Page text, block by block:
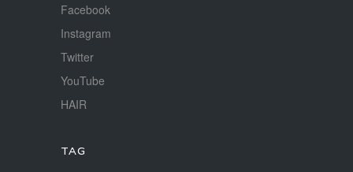
Facebook
Instagram
Twitter
YouTube
HAIR
TAG